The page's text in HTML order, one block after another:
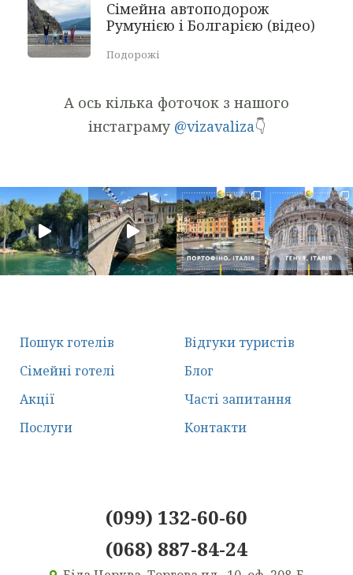
Сімейна автоподорож
Румунією і Болгарією (відео)
Подорожі
А ось кілька фоточок з нашого
інстаграму @vizavaliza👇
Пошук готелів
Сімейні готелі
Акції
Послуги
Відгуки туристів
Блог
Часті запитання
Контакти
(099) 132-60-60
(068) 887-84-24